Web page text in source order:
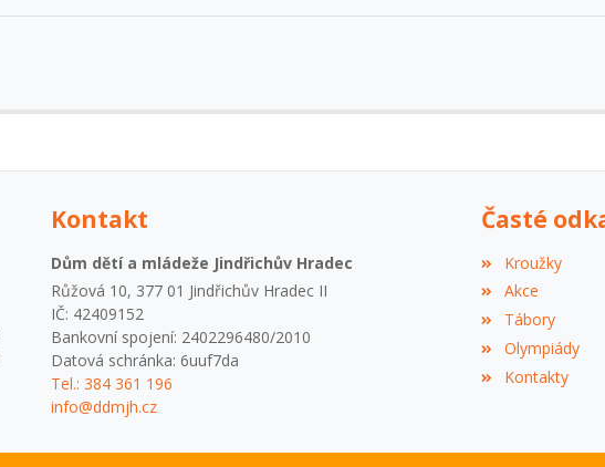
Kontakt
Dům dětí a mládeže Jindřichův Hradec
Růžová 10, 377 01 Jindřichův Hradec II
IČ: 42409152
Bankovní spojení: 2402296480/2010
Datová schránka: 6uuf7da
Tel.: 384 361 196
info@ddmjh.cz
Časté
Kroužky
Akce
Tábory
Olympiády
Kontakty